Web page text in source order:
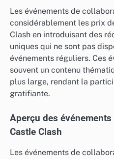
Les événements de
considérablement les prix
Clash en introduisant des
uniques qui ne sont pas
événements réguliers. Ces
souvent un contenu
plus large, rendant la
gratifiante.
Aperçu des
Castle Clash
Les événements de